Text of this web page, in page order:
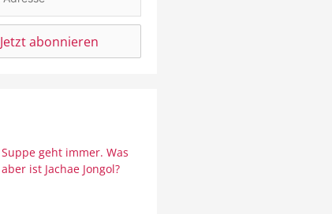
Jetzt abonnieren
Suppe geht immer. Was
aber ist Jachae Jongol?